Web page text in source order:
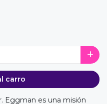
carro
Eggman es una misión